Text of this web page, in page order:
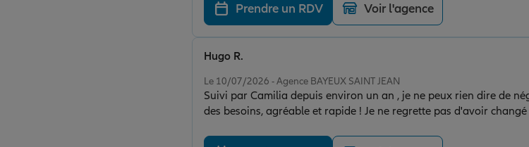
Prendre un RDV Voir l'agence
Le 10/07/2026 - Agence BAYEUX SAINT JEAN
Suivi par Camilia depuis environ un an , je ne peux rien dire de
des besoins, agréable et rapide ! Je ne regrette pas d'avoir
Hugo R.